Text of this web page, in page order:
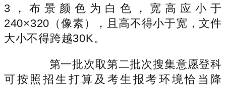
3，布景颜色为白色，宽高应小于
240×320（像素），且高不得小于宽，文件
大小不得跨越30K。
第一批次取第二批次搜集意愿登科
可按照招生打算及考生报考环境恰当降